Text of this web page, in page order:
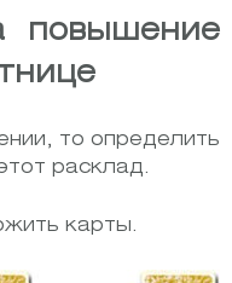
повышение
то определить
расклад.
карты.